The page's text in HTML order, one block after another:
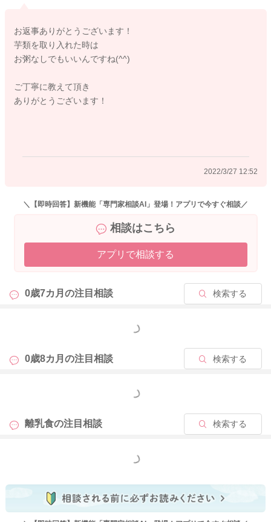
よろしくお願いします。
お返事ありがとうございます！
芋類を取り入れた時は
お粥なしでもいいんですね(^^)
ご丁寧に教えて頂き
ありがとうございます！
2022/3/27 12:52
＼【即時回答】新機能「専門家相談AI」登場！アプリで今すぐ相談／
相談はこちら
アプリで相談する
0歳7カ月の注目相談 検索する
もっと見る
0歳8カ月の注目相談 検索する
もっと見る
離乳食の注目相談 検索する
もっと見る